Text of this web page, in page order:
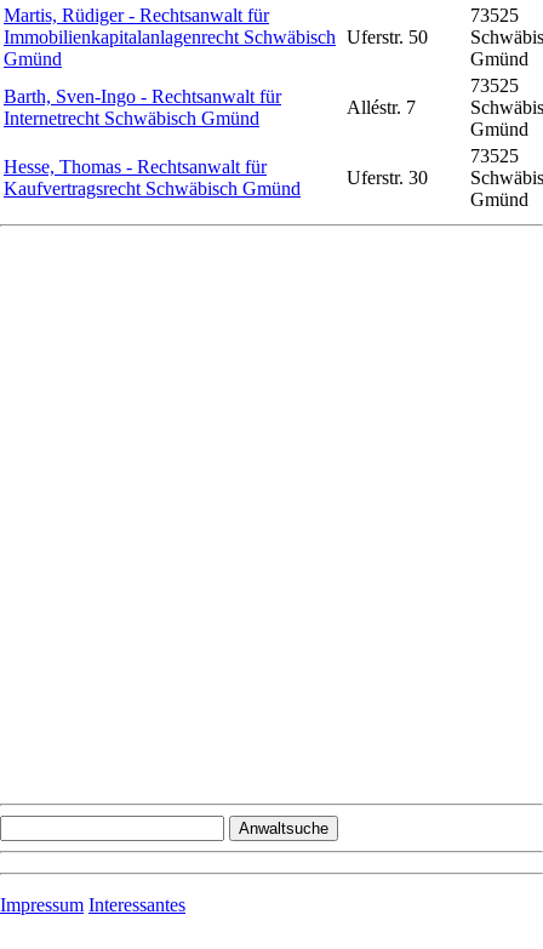
Martis, Rüdiger - Rechtsanwalt für
Immobilienkapitalanlagenrecht Schwäbisch
Gmünd
Uferstr. 50
73525
Gmünd
Barth, Sven-Ingo - Rechtsanwalt für
Internetrecht Schwäbisch Gmünd
Alléstr. 7
73525
Gmünd
Hesse, Thomas - Rechtsanwalt für
Kaufvertragsrecht Schwäbisch Gmünd
Uferstr. 30
73525
Gmünd
Impressum Interessantes